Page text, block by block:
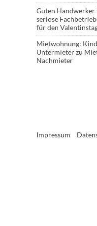
Guten Handwerker
seriöse
für den
Mietwohnung:
Untermieterzu
Nachmieter
Impressum